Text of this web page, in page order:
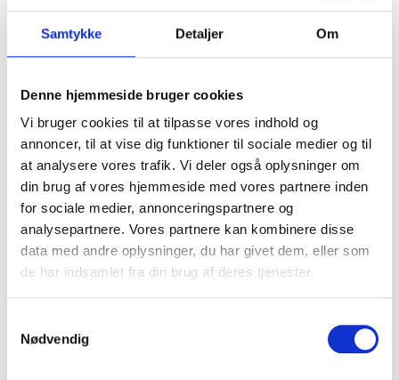
Samtykke Detaljer Om
Denne hjemmeside bruger cookies
Vi bruger cookies til at tilpasse vores indhold og
annoncer, til at vise dig funktioner til sociale medier og til
at analysere vores trafik. Vi deler også oplysninger om
din brug af vores hjemmeside med vores partnere inden
for sociale medier, annonceringspartnere og
analysepartnere. Vores partnere kan kombinere disse
data med andre oplysninger, du har givet dem, eller som
de har indsamlet fra din brug af deres tjenester.
Nødvendig
Min egen tekst
Skrifttype 1 - "gammeldags"
Skrifttype 2 - "normal"
Valg af farve *
Beige
Lyslilla
Ønskes EXPRESS levering?